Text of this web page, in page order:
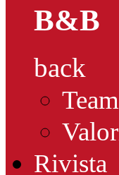
B&B
back
Team
Rivista